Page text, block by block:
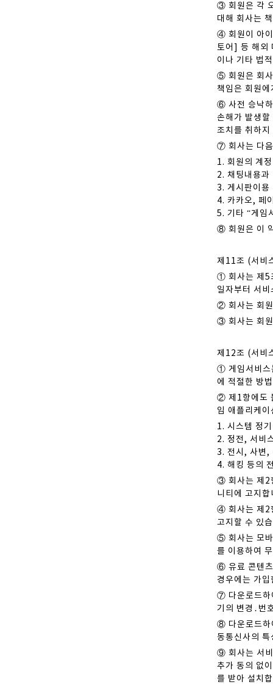
③ 회원은 각
대해 회사는
④ 회원이 아이
토어] 등 해외
이나 기타 법
⑤ 회원은 회사
책임은 회원
⑥ 사전 승낙하
손해가 발생
조치를 취하
⑦ 회사는 다음
1. 회원의 계
2. 채팅내용과
3. 게시판이용
4. 카카오, 페
5. 기타 “게임
⑧ 회원은 이
제11조 (서비
① 회사는 제5
일자부터 서
② 회사는 회원
③ 회사는 회원
제12조 (서비
① 게임서비스
에 적절한 방
② 제1항에도
임 애플리케
1. 시스템 정
2. 정전, 서비
3. 전시, 사변,
4. 해킹 등의
③ 회사는 제2
니티에 고지합
④ 회사는 제2
고지할 수 있
⑤ 회사는 모바
를 이용하여
⑥ 유료 콘텐츠
경우에는 가
⑦ 다운로드하
기의 변경․번
⑧ 다운로드하
동통신사의
⑨ 회사는 서비
추가 동의 없
를 받아 설치